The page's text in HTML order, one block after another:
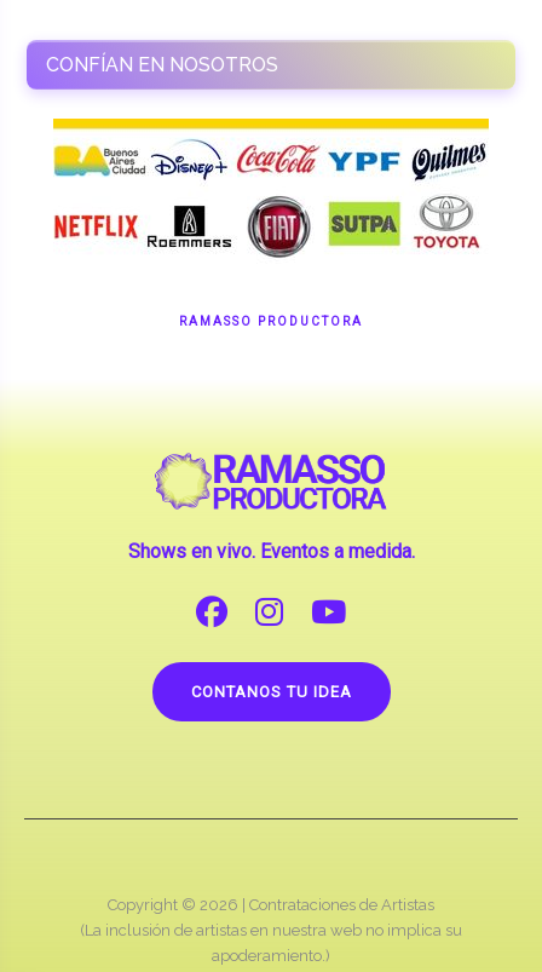
CONFÍAN EN NOSOTROS
RAMASSO PRODUCTORA
Shows en vivo. Eventos a medida.
CONTANOS TU IDEA
Copyright © 2026 | Contrataciones de Artistas
(La inclusión de artistas en nuestra web no implica su
apoderamiento.)